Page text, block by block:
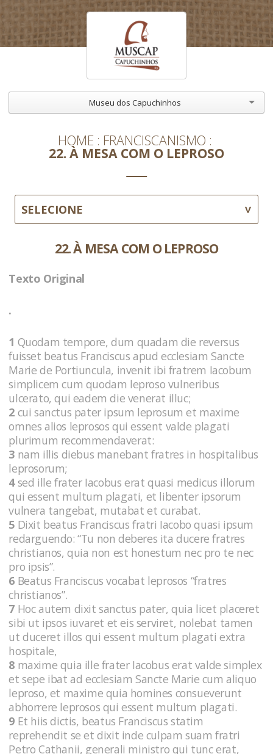
Museu dos Capuchinhos
HOME FRANCISCANISMO
22. À MESA COM O LEPROSO
SELECIONE
22. À MESA COM O LEPROSO
Texto Original
.
1 Quodam tempore, dum quadam die reversus
fuisset beatus Franciscus apud ecclesiam Sancte
Marie de Portiuncula, invenit ibi fratrem Iacobum
simplicem cum quodam leproso vulneribus
ulcerato, qui eadem die venerat illuc;
2 cui sanctus pater ipsum leprosum et maxime
omnes alios leprosos qui essent valde plagati
plurimum recommendaverat:
3 nam illis diebus manebant fratres in hospitalibus
leprosorum;
4sed ille frater Iacobus erat quasi medicus illorum
qui essent multum plagati, et libenter ipsorum
vulnera tangebat, mutabat et curabat.
5 Dixit beatus Franciscus fratri Iacobo quasi ipsum
redarguendo: “Tu non deberes ita ducere fratres
christianos, quia non est honestum nec pro te nec
pro ipsis”.
6 Beatus Franciscus vocabat leprosos “fratres
christianos”.
7 Hoc autem dixit sanctus pater, quia licet placeret
sibi ut ipsos iuvaret et eis serviret, nolebat tamen
ut duceret illos qui essent multum plagati extra
hospitale,
8 maxime quia ille frater Iacobus erat valde simplex
et sepe ibat ad ecclesiam Sancte Marie cum aliquo
leproso, et maxime quia homines consueverunt
abhorrere leprosos qui essent multum plagati.
9 Et hiis dictis, beatus Franciscus statim
reprehendit se et dixit inde culpam suam fratri
Petro Cathanii, generali ministro qui tunc erat,